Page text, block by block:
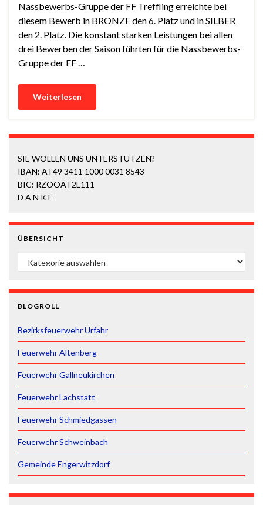
Nassbewerbs-Gruppe der FF Treffling erreichte bei
diesem Bewerb in BRONZE den 6. Platz und in SILBER
den 2. Platz. Die konstant starken Leistungen bei allen
drei Bewerben der Saison führten für die Nassbewerbs-
Gruppe der FF …
Weiterlesen
SIE WOLLEN UNS UNTERSTÜTZEN?
IBAN: AT49 3411 1000 0031 8543
BIC: RZOOAT2L111
D A N K E
ÜBERSICHT
ÜBERSICHT
BLOGROLL
Bezirksfeuerwehr Urfahr
Feuerwehr Altenberg
Feuerwehr Gallneukirchen
Feuerwehr Lachstatt
Feuerwehr Schmiedgassen
Feuerwehr Schweinbach
Gemeinde Engerwitzdorf